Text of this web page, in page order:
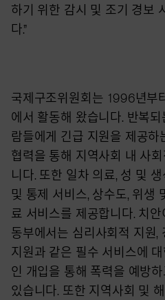
하기 위한 감시 및 조기 경보
다.”
국제구조위원회는 1996년부
에서 활동해 왔습니다. 반복
람들에게 긴급 지원을 제공하
협력을 통해 지역사회 내 사
니다. 또한 일차 의료, 성 및
및 통제 서비스, 상수도, 위생
료 서비스를 제공합니다. 치
동부에서는 심리사회적 지원,
지원과 같은 필수 서비스에
인 개입을 통해 폭력을 예방
있습니다. 또한 지역사회 및